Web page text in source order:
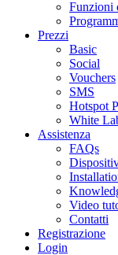
Funzioni
Prezzi
Basic
Social
Vouchers
SMS
Hotspot
White
Assistenza
FAQs
Video
Contatti
Registrazione
Login